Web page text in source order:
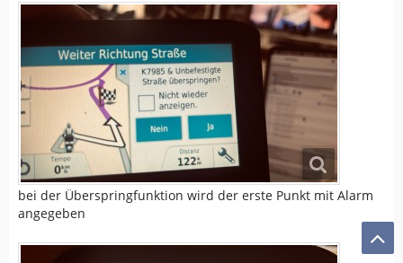
bei der Überspringfunktion wird der erste Punkt mit Alarm
angegeben